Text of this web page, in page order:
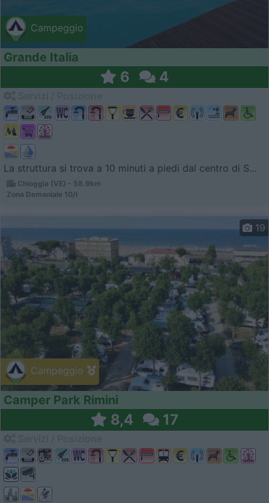
Campeggio
Grande Italia
6 4
La struttura si trova a 10 minuti a piedi dal centro di S...
Chioggia (VE) - 58.9km
Zona Demaniale 10/l
Campeggio
19
Camper Park Rimini
8,4 17